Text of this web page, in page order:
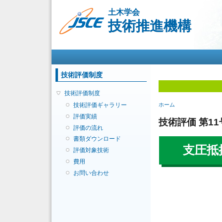
土木学会
技術推進機構
技術評価制度
技術評価制度
技術評価ギャラリー
評価実績
評価の流れ
書類ダウンロード
評価対象技術
費用
お問い合わせ
現在地
ホーム
技術評価 第
支圧